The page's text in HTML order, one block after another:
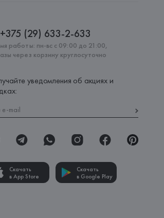
+375 (29) 633-2-633
работы: пн-вс с 09:00 до 21:00,
через корзину круглосуточно
уведомления об акциях и
Скачать
в App Store
Скачать
в Google Play